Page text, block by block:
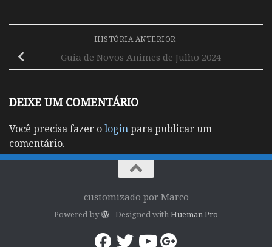
HISTÓRIA ANTERIOR
Guia de Novos Animes de Julho 2024
DEIXE UM COMENTÁRIO
Você precisa fazer ologinpara publicar um
comentário.
customizado por Marco
Powered by - Designed withHueman Pro